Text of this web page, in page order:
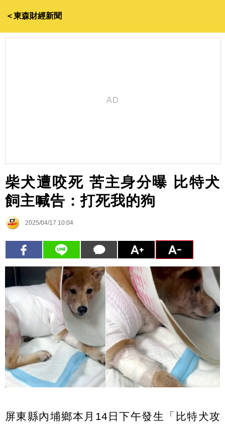
＜東森財經新聞
柴犬遭咬死 苦主身分曝 比特犬
飼主喊告：打死我的狗
2025/04/17 10:04
屏東縣內埔鄉本月14日下午發生「比特犬攻